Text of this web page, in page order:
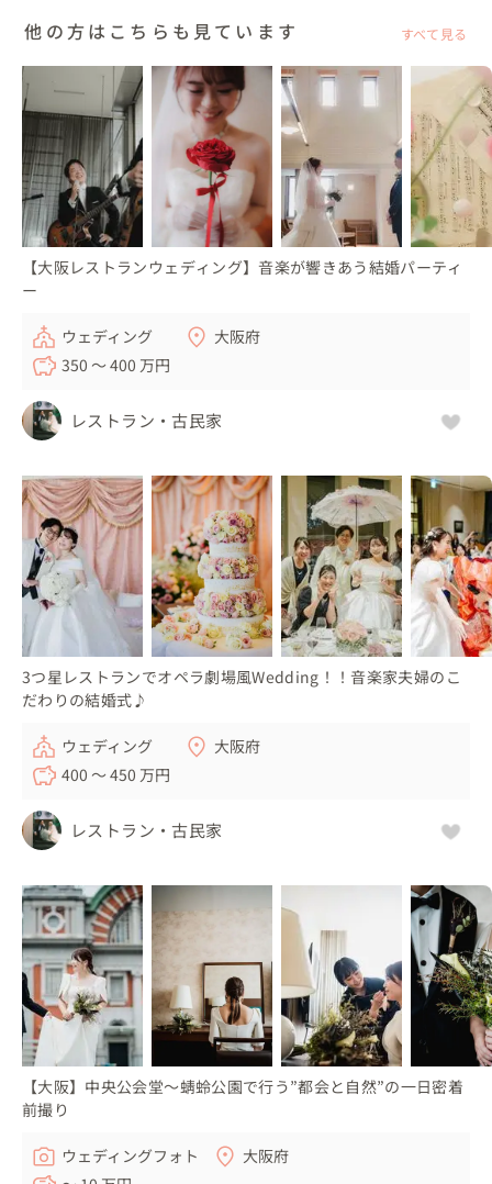
他の方はこちらも見ています すべて見る
【大阪レストランウェディング】音楽が響きあう結婚パーティ
ー
ウェディング
大阪府
350 〜 400 万円
レストラン・古民家
3つ星レストランでオペラ劇場風Wedding！！音楽家夫婦のこ
だわりの結婚式♪
ウェディング
大阪府
400 〜 450 万円
レストラン・古民家
【大阪】中央公会堂〜蜻蛉公園で行う”都会と自然”の一日密着
前撮り
ウェディングフォト
大阪府